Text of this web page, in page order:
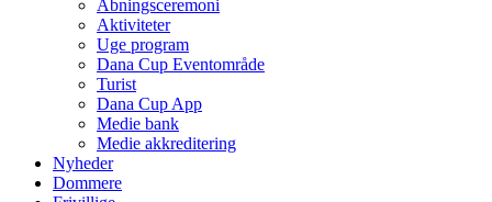
Åbningsceremoni
Aktiviteter
Uge program
Dana Cup Eventområde
Turist
Dana Cup App
Medie bank
Medie akkreditering
Nyheder
Dommere